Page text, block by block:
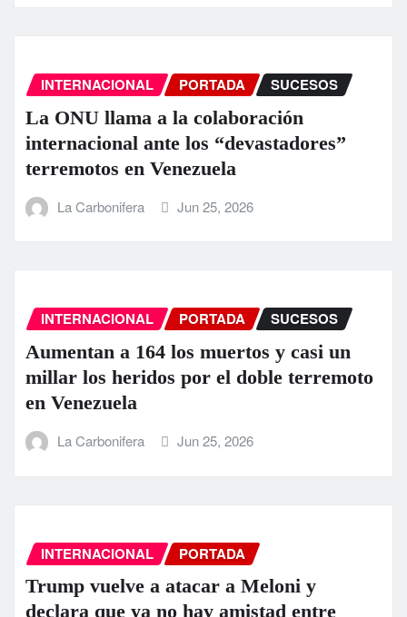
INTERNACIONAL PORTADA SUCESOS
La ONU llama a la colaboración
internacional ante los “devastadores”
terremotos en Venezuela
La Carbonifera Jun 25, 2026
INTERNACIONAL PORTADA SUCESOS
Aumentan a 164 los muertos y casi un
millar los heridos por el doble terremoto
en Venezuela
La Carbonifera Jun 25, 2026
INTERNACIONAL PORTADA
Trump vuelve a atacar a Meloni y
declara que ya no hay amistad entre